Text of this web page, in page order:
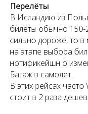
Перелёты
В Исландию из
билеты обычно 150-
сильно дороже, то
на этапе выбора
нотификейшн о
Багаж в самолет.
В этих рейсах часто
стоит в 2 раза